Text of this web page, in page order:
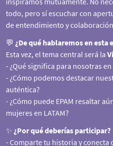
todo, pero sí escuchar con
de entendimiento y
💬 ¿De qué hablaremos en esta
Esta vez, el tema central será la
- ¿Qué significa para nosotras
- ¿Cómo podemos destacar
auténtica?
- ¿Cómo puede EPAM resaltar
mujeres en LATAM?
✨ ¿Por qué deberías participar?
- Comparte tu historia y